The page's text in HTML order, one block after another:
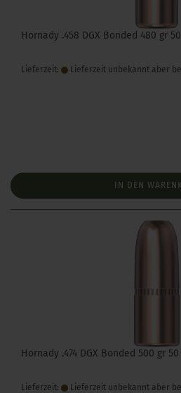
Hornady .458 DGX Bonded 480 gr
Lieferzeit: Lieferzeit unbekannt aber
IN DEN
Hornady .474 DGX Bonded 500 gr
Lieferzeit: Lieferzeit unbekannt aber